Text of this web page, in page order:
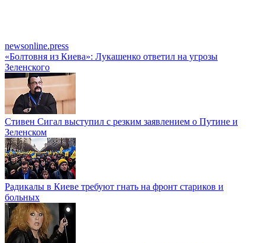
newsonline.press
«Болтовня из Киева»: Лукашенко ответил на угрозы
Зеленского
Стивен Сигал выступил с резким заявлением о Путине и
Зеленском
Радикалы в Киеве требуют гнать на фронт стариков и
больных